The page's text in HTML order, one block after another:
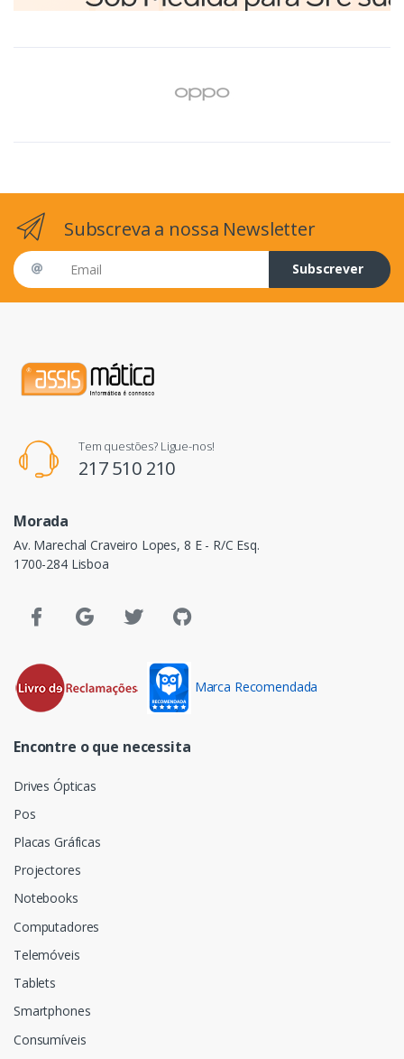
Subscreva a nossa Newsletter
Email address
Subscrever
Tem questões? Ligue-nos!
217 510 210
Morada
Av. Marechal Craveiro Lopes, 8 E - R/C Esq.
1700-284 Lisboa
Marca Recomendada
Encontre o que necessita
Drives Ópticas
Pos
Placas Gráficas
Projectores
Notebooks
Computadores
Telemóveis
Tablets
Smartphones
Consumíveis